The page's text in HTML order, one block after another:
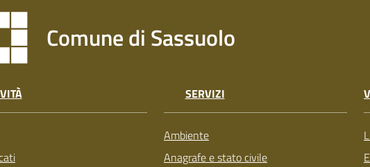
Comune di Sassuolo
SERVIZI
Ambiente
Anagrafe e stato civile